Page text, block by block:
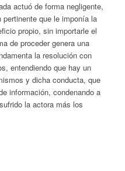
actuó de forma negligente,
que le imponía la
propio, sin importarle el
de proceder genera una
la resolución con
entendiendo que hay un
y dicha conducta, que
información, condenando a
la actora más los